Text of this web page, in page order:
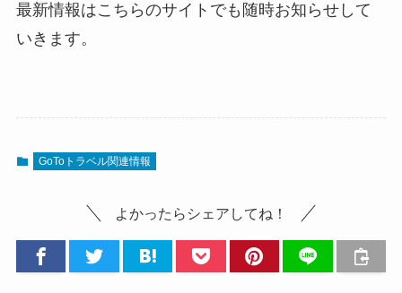
最新情報はこちらのサイトでも随時お知らせして
いきます。
GoToトラベル関連情報
よかったらシェアしてね！